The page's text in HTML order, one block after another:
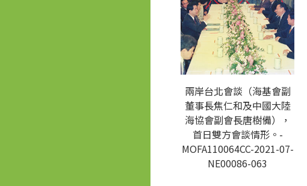
兩岸台北會談（海基會副
董事長焦仁和及中國大陸
海協會副會長唐樹備），
首日雙方會談情形。-
MOFA110064CC-2021-07-
NE00086-063